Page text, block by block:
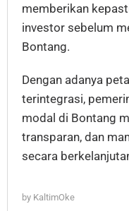
memberikan
investor sebelum
Bontang.
Dengan adanya
terintegrasi,
modal di Bontang
transparan, dan
secara
by KaltimOke